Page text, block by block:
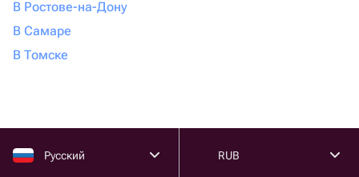
В Ростове-на-Дону
В Самаре
В Томске
Русский RUB